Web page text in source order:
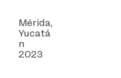
Mérida,
Yucatá
n
2023